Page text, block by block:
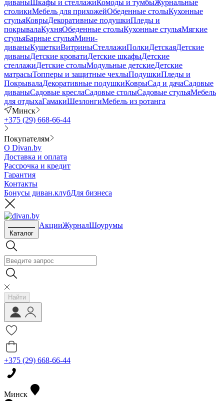
диваныШкафы и стеллажиКомоды и тумбыЖурнальные
столикиМебель для прихожейОбеденные столыКухонные
стульяКоврыДекоративные подушкиПледы и
покрывалаКухняОбеденные столыКухонные стульяМягкие
стульяБарные стульяМини-
диваныКушеткиВитриныСтеллажиПолкиДетскаяДетские
диваныДетские кроватиДетские шкафыДетские
стеллажиДетские столыМодульные детскиеДетские
матрасыТопперы и защитные чехлыПодушкиПледы и
ПокрывалаДекоративные подушкиКоврыСад и дачаСадовые
диваныСадовые креслаСадовые столыСадовые стульяМебель
для отдыхаГамакиШезлонгиМебель из ротанга
Минск
+375 (29) 668-66-44
Покупателям
О Divan.by
Доставка и оплата
Рассрочка и кредит
Гарантия
Контакты
Бонусы диван.клубДля бизнеса
Каталог
АкцииЖурналШоурумы
Найти
+375 (29) 668-66-44
Минск